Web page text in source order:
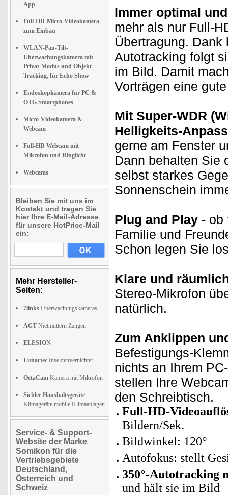
App
Full-HD-Micro-Videokamera
zum Einbau
WLAN-Pan-Tilt-
Überwachungskamera mit
Privat-Modus und Objekt-
Tracking, für Echo Show
Endoskopkamera für PC &
OTG Smartphones
Micro-Videokamera &
Webcam
Full-HD Webcam mit
Mikrofon und Ringlicht
Webcams
Bleiben Sie mit uns im
Kontakt und tragen Sie
hier Ihre E-Mail-Adresse
für unsere HotPrice-Mail
ein:
Mehr Hersteller-
Seiten:
7links Überwachungskameras
AGT Nietmuttern Zangen
ELESION
Lunartec Insektenvernichter
OctaCam Kamera mit Mikrofon
Sichler Haushaltsgeräte
Klimageräte mobile Klimaanlagen
Service- & Support-
Website der Marke
Somikon für die
Vertriebsgebiete
Deutschland,
Österreich und
Schweiz
Immer optimal
mehr als nur Full-
Übertragung. Dank
Autotracking folgt
im Bild. Damit
Vorträgen eine
Mit Super-WDR
Helligkeits-
gerne am Fenster
Dann behalten Sie
selbst starkes
Sonnenschein
Plug and Play - ob
Familie und
Schon legen Sie
Klare und
Stereo-Mikrofon
natürlich.
Zum Anklippen
Befestigungs-
nichts an Ihrem
stellen Ihre
den Schreibtisch.
Full-HD-
Bildern/Sek.
Bildwinkel: 120°
Autofokus: stellt
350°-Autotracking
und hält sie im Bild